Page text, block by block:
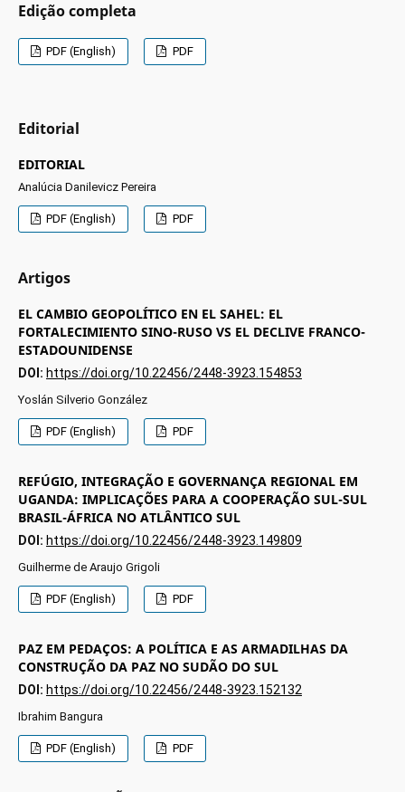
Edição completa
PDF (English) PDF
Editorial
EDITORIAL
Analúcia Danilevicz Pereira
PDF (English) PDF
Artigos
EL CAMBIO GEOPOLÍTICO EN EL SAHEL: EL
FORTALECIMIENTO SINO-RUSO VS EL DECLIVE FRANCO-
ESTADOUNIDENSE
DOI: https://doi.org/10.22456/2448-3923.154853
Yoslán Silverio González
PDF (English) PDF
REFÚGIO, INTEGRAÇÃO E GOVERNANÇA REGIONAL EM
UGANDA: IMPLICAÇÕES PARA A COOPERAÇÃO SUL-SUL
BRASIL-ÁFRICA NO ATLÂNTICO SUL
DOI: https://doi.org/10.22456/2448-3923.149809
Guilherme de Araujo Grigoli
PDF (English) PDF
PAZ EM PEDAÇOS: A POLÍTICA E AS ARMADILHAS DA
CONSTRUÇÃO DA PAZ NO SUDÃO DO SUL
DOI: https://doi.org/10.22456/2448-3923.152132
Ibrahim Bangura
PDF (English) PDF